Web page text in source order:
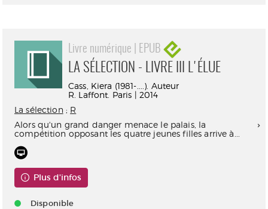
Livre numérique | EPUB
LA SÉLECTION - LIVRE III L'ÉLUE
Cass, Kiera (1981-....). Auteur
R. Laffont. Paris | 2014
La sélection ; R
Alors qu'un grand danger menace le palais, la
compétition opposant les quatre jeunes filles arrive à...
Plus d'infos
Disponible